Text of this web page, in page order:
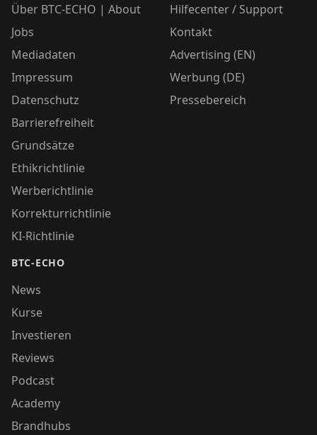
Über BTC-ECHO | About
Jobs
Mediadaten
Impressum
Datenschutz
Barrierefreiheit
Grundsätze
Ethikrichtlinie
Werberichtlinie
Korrekturrichtlinie
KI-Richtlinie
BTC-ECHO
News
Kurse
Investieren
Reviews
Podcast
Academy
Brandhubs
Hilfecenter / Support
Kontakt
Advertising (EN)
Werbung (DE)
Pressebereich